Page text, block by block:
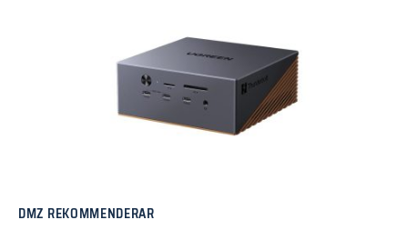
DMZ REKOMMENDERAR